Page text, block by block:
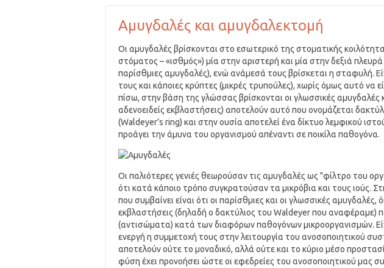
Αμυγδαλές και αμυγδαλεκτομή
Οι αμυγδαλές βρίσκονται στο εσωτερικό της στοματικής
στόματος – «ισθμός») μία στην αριστερή και μία στην δεξιά πλευρά
παρίσθμιες αμυγδαλές), ενώ ανάμεσά τους βρίσκεται η σταφυλή.
τους και κάποιες κρύπτες (μικρές τρυπούλες), χωρίς όμως αυτό να
πίσω, στην βάση της γλώσσας βρίσκονται οι γλωσσικές αμυγδαλές
αδενοειδείς εκβλαστήσεις) αποτελούν αυτό που ονομάζεται
(Waldeyer’s ring) και στην ουσία αποτελεί ένα δίκτυο λεμφικού
προάγει την άμυνα του οργανισμού απέναντι σε ποικίλα παθογόνα.
Οι παλιότερες γενιές θεωρούσαν τις αμυγδαλές ως "φίλτρο του
ότι κατά κάποιο τρόπο συγκρατούσαν τα μικρόβια και τους ιούς.
που συμβαίνει είναι ότι οι παρίσθμιες και οι γλωσσικές αμυγδαλές,
εκβλαστήσεις (δηλαδή ο δακτύλιος του Waldeyer που αναφέραμε)
(αντισώματα) κατά των διαφόρων παθογόνων μικροοργανισμών.
ενεργή η συμμετοχή τους στην λειτουργία του ανοσοποιητικού
αποτελούν ούτε το μοναδικό, αλλά ούτε και το κύριο μέσο
φύση έχει προνοήσει ώστε οι εφεδρείες του ανοσοποιητικού μας